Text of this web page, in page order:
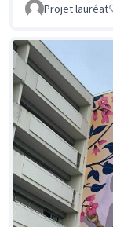
Projet lauréat